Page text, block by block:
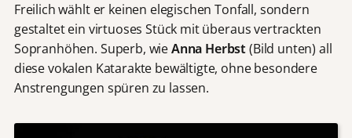
Freilich wählt er keinen elegischen Tonfall, sondern
gestaltet ein virtuoses Stück mit überaus vertrackten
Sopranhöhen. Superb, wieAnna Herbst(Bild unten) all
diese vokalen Katarakte bewältigte, ohne besondere
Anstrengungen spüren zu lassen.